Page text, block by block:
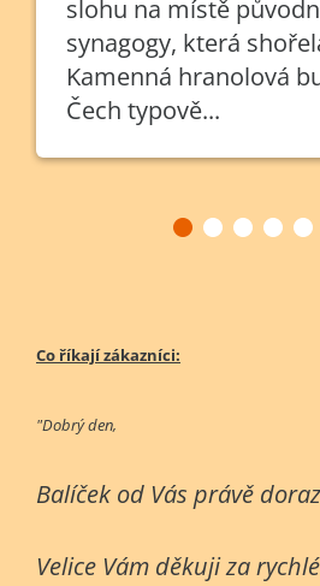
slohu na místě
synagogy, která
Kamenná hranolová
Čech typově...
Co říkají zákazníci:
"Dobrý den,
Balíček od Vás právě
Velice Vám děkuji za